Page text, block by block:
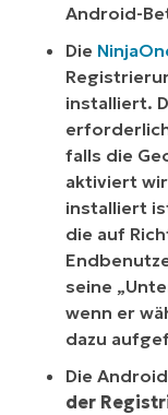
Android-
Die
installiert.
falls die
aktiviert
installiert
die auf
seine
wenn er
dazu
Die
der